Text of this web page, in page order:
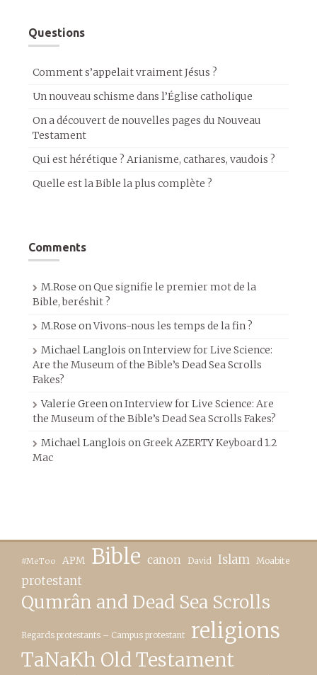
Questions
Comment s’appelait vraiment Jésus ?
Un nouveau schisme dans l’Église catholique
On a découvert de nouvelles pages du Nouveau
Testament
Qui est hérétique ? Arianisme, cathares, vaudois ?
Quelle est la Bible la plus complète ?
Comments
M.Rose onQue signifie le premier mot de la
Bible, beréshit ?
M.Rose onVivons-nous les temps de la fin ?
Michael Langlois onInterview for Live Science:
Are the Museum of the Bible’s Dead Sea Scrolls
Fakes?
Valerie GreenonInterview for Live Science: Are
the Museum of the Bible’s Dead Sea Scrolls Fakes?
Michael Langlois onGreek AZERTY Keyboard 1.2
Mac
#MeToo APM Bible canon David Islam Moabite
protestant
Qumrân and Dead Sea Scrolls
Regards protestants – Campus protestant religions
TaNaKh Old Testament